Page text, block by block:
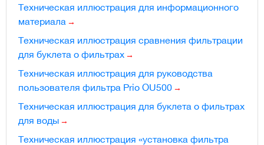
Техническая иллюстрация для информационного
материала
Техническая иллюстрация сравнения фильтрации
для буклета о фильтрах
Техническая иллюстрация для руководства
пользователя фильтра Prio OU500
Техническая иллюстрация для буклета о фильтрах
для воды
Техническая иллюстрация «установка фильтра